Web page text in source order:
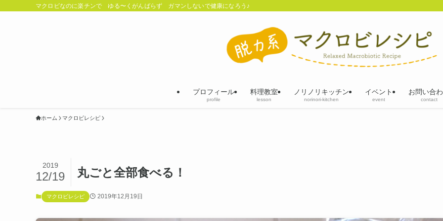
マクロビなのに楽チンで ゆる〜くがんばらず ガマンしないで健康になろう♪
プロフィール
profile
料理教室
lesson
ノリノリキッチン
norinori-kitchen
イベント
event
お問い合
contact
ホーム マクロビレシピ
丸ごと全部食べる！
2019
12/19
マクロビレシピ 2019年12月19日